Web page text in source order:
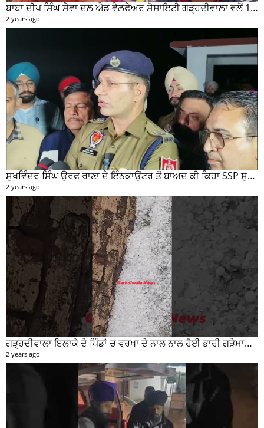
ਬਾਬਾ ਦੀਪ ਸਿੰਘ ਸੇਵਾ ਦਲ ਐਡ ਵੈਲਫੇਅਰ ਸੋਸਾਇਟੀ ਗੜ੍ਹਦੀਵਾਲਾ ਵਲੋਂ 100 ਵਾਂ ਮਹੀਨਾਵਾਰ ਰਾਸ਼ਨ ਵੰਡ ਸਮਾਰੋਹ ਕਰਵਾਇਆ
2 years ago
ਸੁਖਵਿੰਦਰ ਸਿੰਘ ਉਰਫ ਰਾਣਾ ਦੇ ਇੰਨਕਾਉਂਟਰ ਤੋਂ ਬਾਅਦ ਕੀ ਕਿਹਾ SSP ਸੁਰੇਂਦਰ ਲਾਂਬਾ ਤੁਸੀਂ ਵੀ ਸੁਣੋ...
2 years ago
ਗੜ੍ਹਦੀਵਾਲਾ ਇਲਾਕੇ ਦੇ ਪਿੰਡਾਂ ਚ ਵਰਖਾ ਦੇ ਨਾਲ ਨਾਲ ਹੋਈ ਭਾਰੀ ਗੜੇਮਾਰੀ ਦੀਆਂ ਦੇਖੋ ਤਸਵੀਰਾਂ #garhdiwala #snow
2 years ago